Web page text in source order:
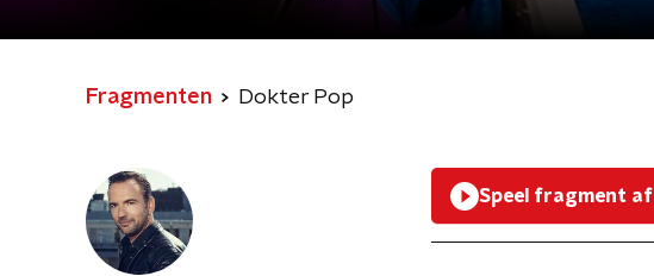
Fragmenten Dokter Pop
Speel fragment af